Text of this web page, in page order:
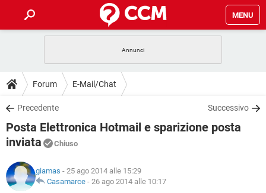
MENU
INTRATTENIMENTO
iOS
INSTAGRAM WHATSAPP
TIKTOK
HARDWARE
GUIDE
COVID-19
iOS
TIKTOK FACEBOOK
DOWNLOAD
COVID-19 GAMING
INTRATTENIMENTO
iOS
INSTAGRAM
FORUM
INTRATTENIMENTO ANDROID
GLOSSARIO
COVID-19
Forum E-Mail/Chat
Precedente Successivo
Posta Elettronica Hotmail e sparizione posta
inviata
Chiuso
giamas - 25 ago 2014 alle 15:29
Casamarce - 26 ago 2014 alle 10:17